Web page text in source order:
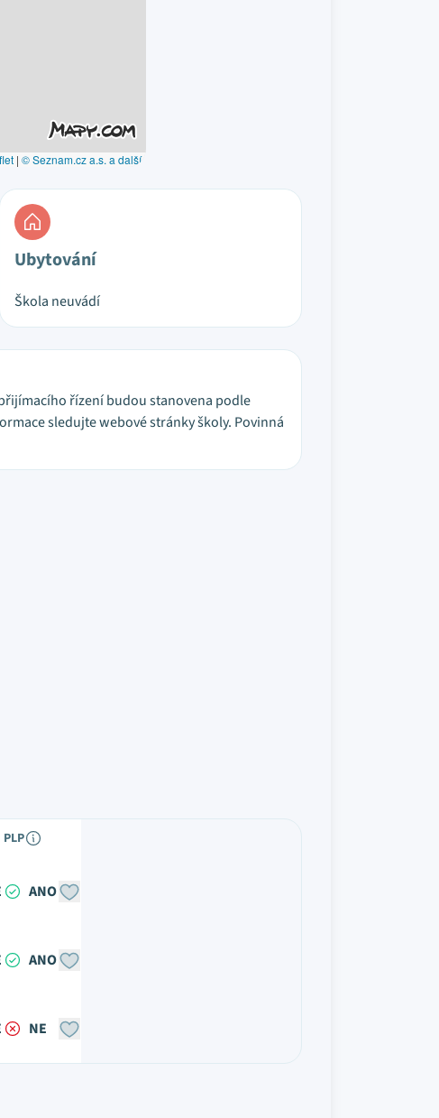
| © Seznam.cz a.s. a další
Ubytování
Škola neuvádí
řízení budou stanovena podle
sledujte webové stránky školy. Povinná
PLP
ANO
ANO
NE